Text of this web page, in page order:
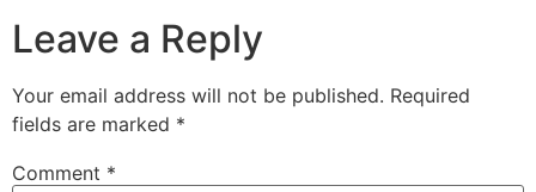
Leave a Reply
Your email address will not be published. Required
fields are marked *
Comment *